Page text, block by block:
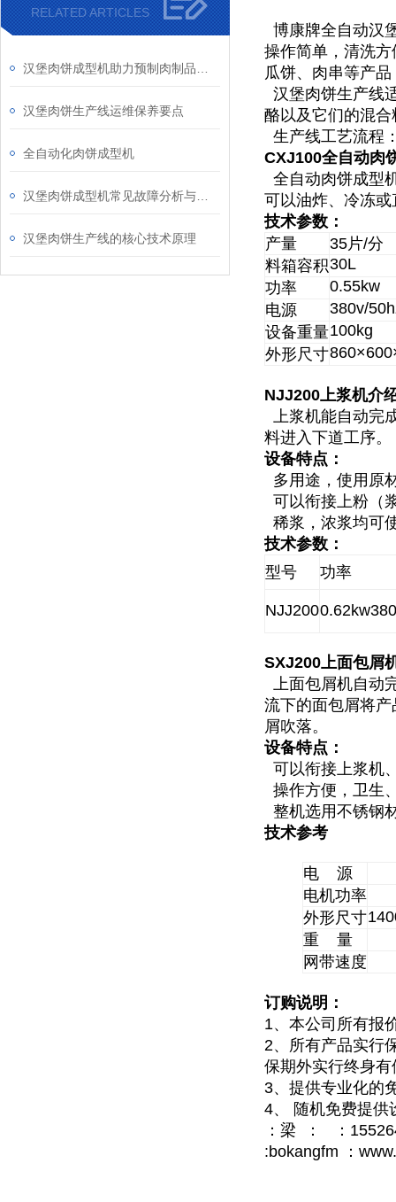
RELATED ARTICLES
汉堡肉饼生产线运维保养要点
全自动化肉饼成型机
汉堡肉饼生产线的核心技术原理
博康牌全自动汉
操作简单，清洗
瓜饼、肉串等产
汉堡肉饼生产线
酪以及它们的混合
生产线工艺流程
CXJ100全自动肉
全自动肉饼成型
可以油炸、冷冻
技术参数：
产量
35片/分
料箱容积30L
功率
0.55kw
电源
380v/
设备重量100kg
外形尺寸
NJJ200上浆机介
上浆机能自动完
料进入下道工序。
设备特点：
多用途，使用原
可以衔接上粉（
稀浆，浓浆均可
技术参数：
型号
功率
NJJ200
SXJ200上面包屑
上面包屑机自动
流下的面包屑将
屑吹落。
设备特点：
可以衔接上浆机
操作方便，卫生
整机选用不锈钢
技术参考
电
源
电机功率
外形尺寸
重
量
网带速度
订购说明：
1、本公司所有报
2、所有产品实行
保期外实行终身有
3、提供专业化的
4、
随机免费提供
：梁
： ：
:bokangfm
：